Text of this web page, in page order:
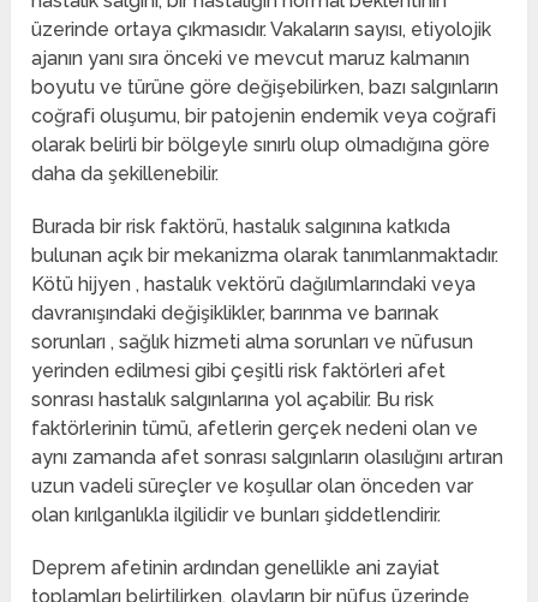
üzerinde ortaya çıkmasıdır. Vakaların sayısı, etiyolojik
ajanın yanı sıra önceki ve mevcut maruz kalmanın
boyutu ve türüne göre değişebilirken, bazı salgınların
coğrafi oluşumu, bir patojenin endemik veya coğrafi
olarak belirli bir bölgeyle sınırlı olup olmadığına göre
daha da şekillenebilir.
Burada bir risk faktörü, hastalık salgınına katkıda
bulunan açık bir mekanizma olarak tanımlanmaktadır.
Kötü hijyen , hastalık vektörü dağılımlarındaki veya
davranışındaki değişiklikler, barınma ve barınak
sorunları , sağlık hizmeti alma sorunları ve nüfusun
yerinden edilmesi gibi çeşitli risk faktörleri afet
sonrası hastalık salgınlarına yol açabilir. Bu risk
faktörlerinin tümü, afetlerin gerçek nedeni olan ve
aynı zamanda afet sonrası salgınların olasılığını artıran
uzun vadeli süreçler ve koşullar olan önceden var
olan kırılganlıkla ilgilidir ve bunları şiddetlendirir.
Deprem afetinin ardından genellikle ani zayiat
toplamları belirtilirken, olayların bir nüfus üzerinde